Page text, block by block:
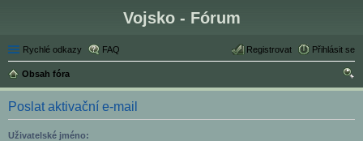
Vojsko - Fórum
Rychlé odkazy FAQ Přihlásit se
Registrovat
Obsah fóra
led
Poslat aktivační e-mail
Uživatelské jméno: